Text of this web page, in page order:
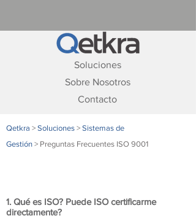
Soluciones
Sobre Nosotros
Contacto
Qetkra > Soluciones > Sistemas de
Gestión > Preguntas Frecuentes ISO 9001
1. Qué es ISO? Puede ISO certificarme
directamente?